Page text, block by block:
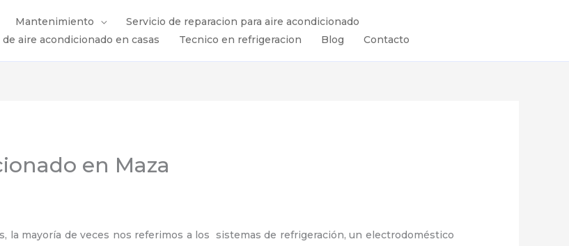
Mantenimiento
Servicio de reparacion para aire acondicionado
aire acondicionado en casas Tecnico en refrigeracion Blog Contacto
en Maza
la mayoría de veces nos referimos a los sistemas de refrigeración, un electrodoméstico